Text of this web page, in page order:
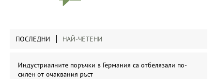
ПОСЛЕДНИ НАЙ-ЧЕТЕНИ
Индустриалните поръчки в Германия са отбелязали по-
силен от очаквания ръст